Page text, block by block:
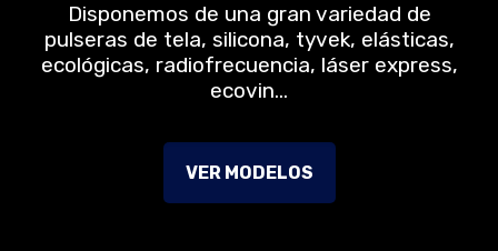
Disponemos de una gran variedad de
pulseras de tela, silicona, tyvek, elásticas,
ecológicas, radiofrecuencia, láser express,
ecovin…
VER MODELOS